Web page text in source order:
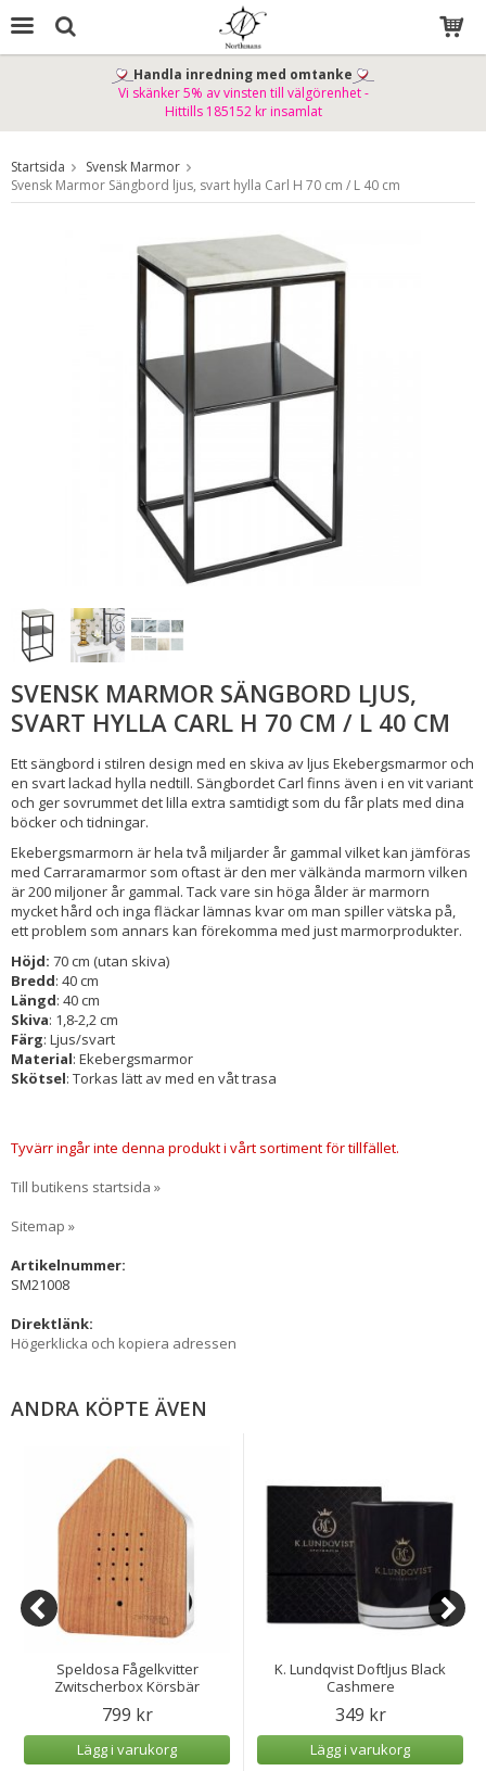
Produkten har blivit tillagd i varukorgen
Handla inredning med omtanke
Vi skänker 5% av vinsten till välgörenhet -
Hittills 185152 kr insamlat
Startsida
Svensk Marmor
Svensk Marmor Sängbord ljus, svart hylla Carl H 70 cm / L 40 cm
SVENSK MARMOR SÄNGBORD LJUS,
SVART HYLLA CARL H 70 CM / L 40 CM
Ett sängbord i stilren design med en skiva av ljus Ekebergsmarmor och
en svart lackad hylla nedtill. Sängbordet Carl finns även i en vit variant
och ger sovrummet det lilla extra samtidigt som du får plats med dina
böcker och tidningar.
Ekebergsmarmorn är hela två miljarder år gammal vilket kan jämföras
med Carraramarmor som oftast är den mer välkända marmorn vilken
är 200 miljoner år gammal. Tack vare sin höga ålder är marmorn
mycket hård och inga fläckar lämnas kvar om man spiller vätska på,
ett problem som annars kan förekomma med just marmorprodukter.
Höjd: 70 cm (utan skiva)
Bredd: 40 cm
Längd: 40 cm
Skiva: 1,8-2,2 cm
Färg: Ljus/svart
Material: Ekebergsmarmor
Skötsel: Torkas lätt av med en våt trasa
Tyvärr ingår inte denna produkt i vårt sortiment för tillfället.
Till butikens startsida »
Sitemap »
Artikelnummer:
SM21008
Direktlänk:
Högerklicka och kopiera adressen
ANDRA KÖPTE ÄVEN
Speldosa Fågelkvitter
Zwitscherbox Körsbär
799 kr
Lägg i varukorg
K. Lundqvist Doftljus Black
Cashmere
349 kr
Lägg i varukorg